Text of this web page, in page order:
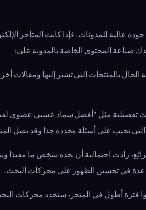
عالية للمدونات. فإذا كانت المتاجر
صناعة المحتوى الخاصة بالمدونة على:
الحال بالمنتجات التي تشير إليها
بحث تفصيلية مثل “أفضل سماد عشبي عضوي
التي تجيب على أسئلة محددة جدًا وقد يصل
الرائع، زادت احتمالية أن يجده شخص ما
في تحسين الظهور على محركات البحث.
فترة أطول في المتجر، ستحدد محركات